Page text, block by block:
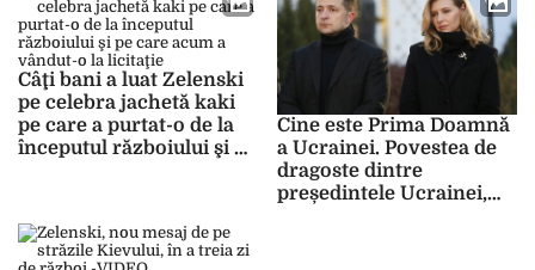
Câţi bani a luat Zelenski
pe celebra jachetă kaki
pe care a purtat-o de la
începutul războiului şi pe
Cine este Prima Doamnă
a Ucrainei. Povestea de
dragoste dintre
președintele Ucrainei,